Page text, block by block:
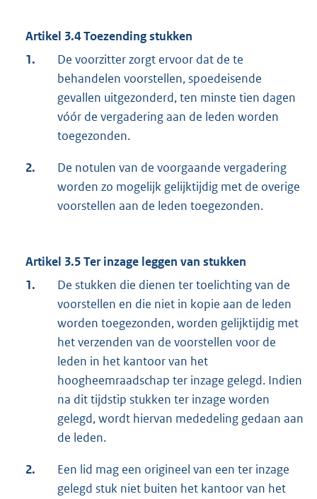
Artikel 3.4 Toezending stukken
1.
De voorzitter zorgt ervoor dat de te
behandelen voorstellen, spoedeisende
gevallen uitgezonderd, ten minste tien dagen
vóór de vergadering aan de leden worden
toegezonden.
2.
De notulen van de voorgaande vergadering
worden zo mogelijk gelijktijdig met de overige
voorstellen aan de leden toegezonden.
Artikel 3.5 Ter inzage leggen van stukken
1.
De stukken die dienen ter toelichting van de
voorstellen en die niet in kopie aan de leden
worden toegezonden, worden gelijktijdig met
het verzenden van de voorstellen voor de
leden in het kantoor van het
hoogheemraadschap ter inzage gelegd. Indien
na dit tijdstip stukken ter inzage worden
gelegd, wordt hiervan mededeling gedaan aan
de leden.
2.
Een lid mag een origineel van een ter inzage
gelegd stuk niet buiten het kantoor van het